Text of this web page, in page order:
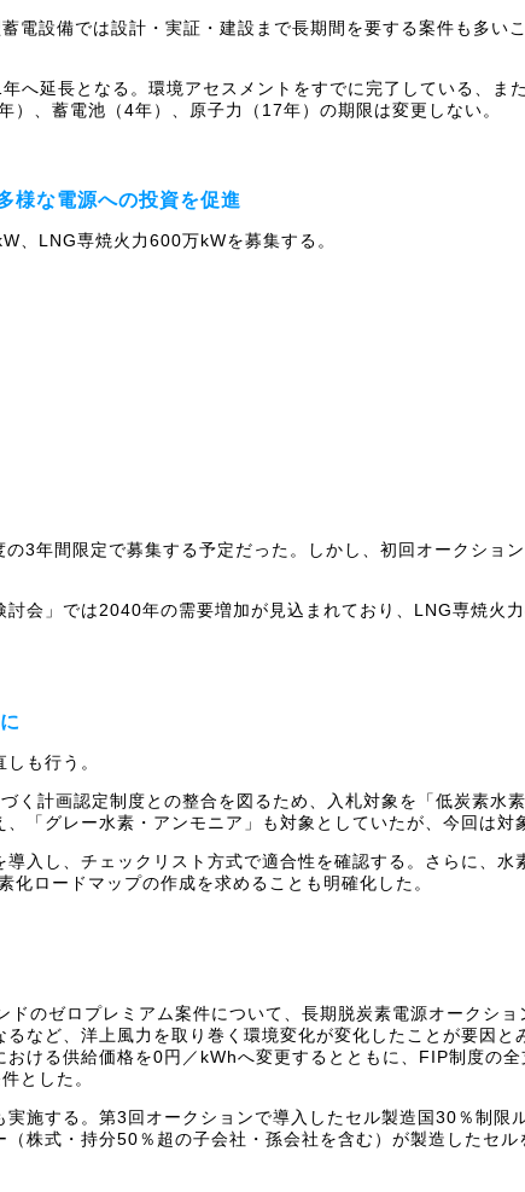
電設備では設計・実証・建設まで長期間を要する案件も多い
へ延長となる。環境アセスメントをすでに完了している、ま
、蓄電池（4年）、原子力（17年）の期限は変更しない。
な電源への投資を促進
、LNG専焼火力600万kWを募集する。
3年間限定で募集する予定だった。しかし、初回オークショ
会」では2040年の需要増加が見込まれており、LNG専焼火
も行う。
く計画認定制度との整合を図るため、入札対象を「低炭素水
「グレー水素・アンモニア」も対象としていたが、今回は対
入し、チェックリスト方式で適合性を確認する。さらに、水
ロードマップの作成を求めることも明確化した。
のゼロプレミアム案件について、長期脱炭素電源オークシ
など、洋上風力を取り巻く環境変化が変化したことが要因と
ける供給価格を0円／kWhへ変更するとともに、FIP制度の
とした。
施する。第3回オークションで導入したセル製造国30％制限
株式・持分50％超の子会社・孫会社を含む）が製造したセ